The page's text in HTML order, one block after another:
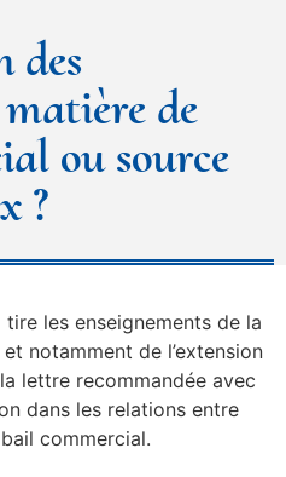
des
de
ou source
?
les enseignements de la
notamment de l’extension
lettre recommandée avec
dans les relations entre
commercial.